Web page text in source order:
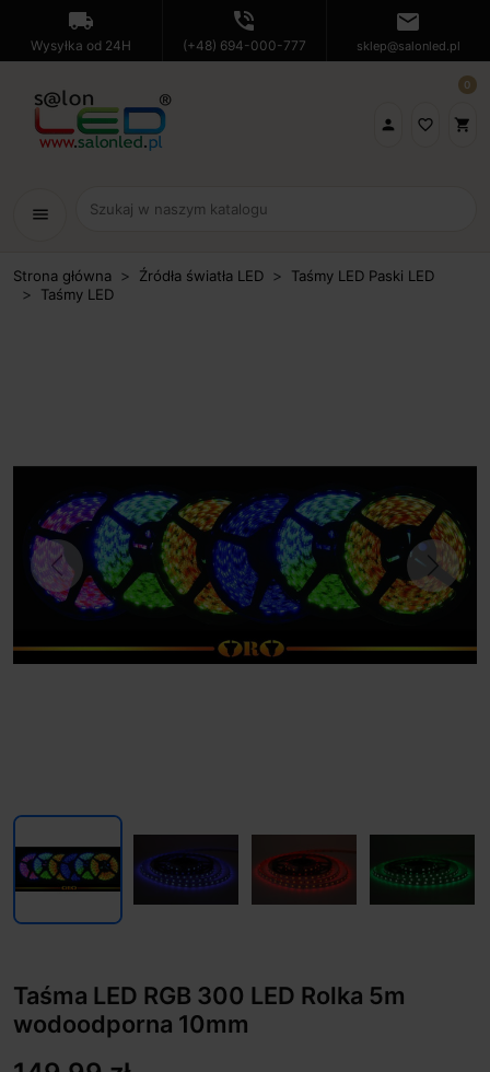
local_shipping
Wysyłka od 24H
phone_in_talk
(+48) 694-000-777
mail
sklep@salonled.pl
 favorite_border shopping_cart
0
menu
Strona główna Źródła światła LED
Taśmy LED Paski LED
Taśmy LED
Previous Next
Taśma LED RGB 300 LED Rolka 5m
wodoodporna 10mm